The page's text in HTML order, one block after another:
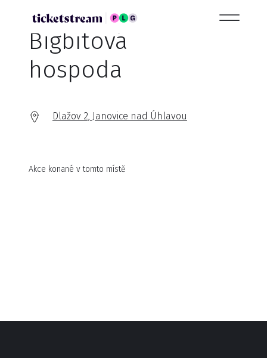
Bigbítová
hospoda
Dlažov 2, Janovice nad Úhlavou
Akce konané v tomto místě